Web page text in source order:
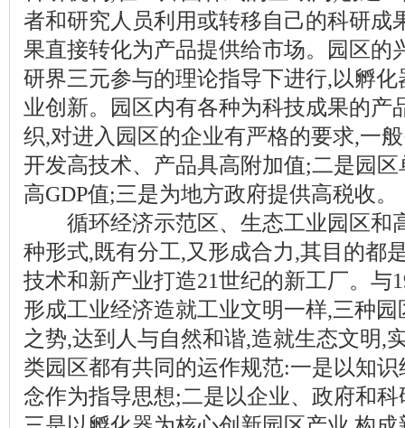
者和研究人员利用或转移自己的科研成
果直接转化为产品提供给市场。园区的
研界三元参与的理论指导下进行,以孵
业创新。园区内有各种为科技成果的产
织,对进入园区的企业有严格的要求,一
开发高技术、产品具高附加值;二是园
高GDP值;三是为地方政府提供高税收。
循环经济示范区、生态工业园区和
种形式,既有分工,又形成合力,其目的都
技术和新产业打造21世纪的新工厂。与
形成工业经济造就工业文明一样,三种
之势,达到人与自然和谐,造就生态文明,
类园区都有共同的运作规范:一是以知
念作为指导思想;二是以企业、政府和